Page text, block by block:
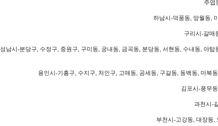
주엽
하남시-덕풍동, 망월동,
구리시-갈매
성남시-분당구, 수정구, 중원구, 구미동, 궁내동, 금곡동, 분당동, 서현동, 수내동, 야
용인시-기흥구, 수지구, 처인구, 고매동, 공세동, 구갈동, 동백동, 마북
김포시-풍무
과천시-
부천시-고강동, 대장동,